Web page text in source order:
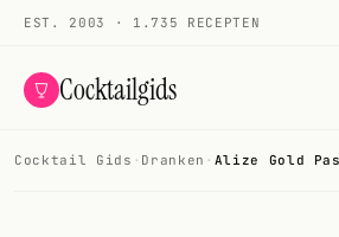
EST. 2003 · 1.735 RECEPTEN
Cocktailgids
Cocktail Gids · Dranken · Alize Gold